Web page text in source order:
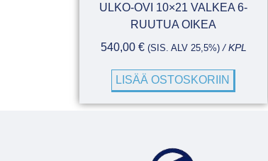
ULKO-OVI 10×21 VALKEA 6-
RUUTUA OIKEA
540,00 € (SIS. ALV 25,5%)/ KPL
LISÄÄ OSTOSKORIIN